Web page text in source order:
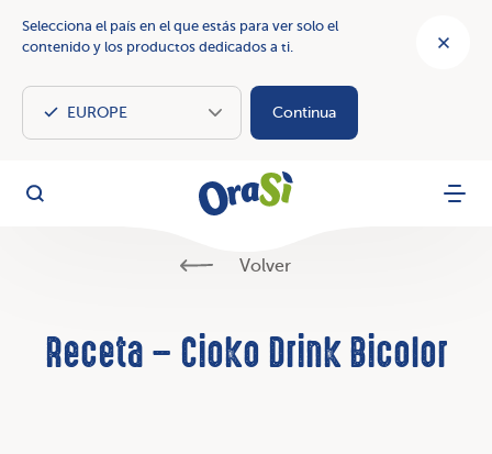
Selecciona el país en el que estás para ver solo el
contenido y los productos dedicados a ti.
Continua
OraSì
Busca Menu
Volver
Receta – Cioko Drink Bicolor